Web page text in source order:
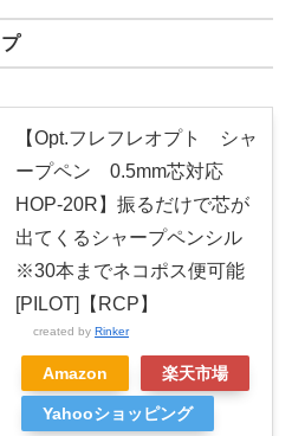
【Opt.フレフレオプト シャ
ープペン 0.5mm芯対応
HOP-20R】振るだけで芯が
出てくるシャープペンシル
※30本までネコポス便可能
[PILOT]【RCP】
created by Rinker
Amazon 楽天市場
Yahooショッピング